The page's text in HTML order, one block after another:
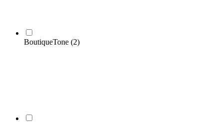
BoutiqueTone (2)